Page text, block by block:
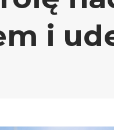
i